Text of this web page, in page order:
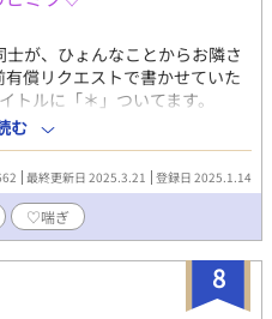
が、ひょんなことからお隣さ
償リクエストで書かせていた
ルに「＊」ついてます。
歳。一人娘の咲を育てながら
付き合いは苦手。 【攻】新
巧の取引先の営業マンでお隣
ルファザー。 更新のお知らせ
る方はフォローしていただける
む
最終更新日 2025.3.21 登録日 2025.1.14
♡喘ぎ
8